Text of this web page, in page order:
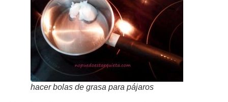
hacer bolas de grasa para pájaros